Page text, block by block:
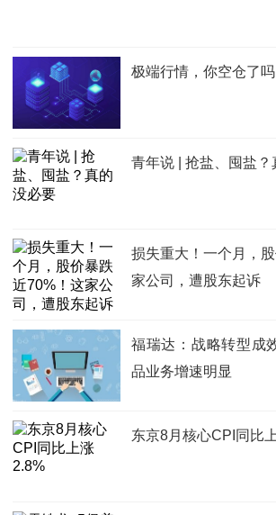
极端行情，你空仓了吗
青年说 | 抢盐、囤盐？
损失重大！一个月，
家公司，遭股东起诉
福瑞达：战略转型成
品业务增速明显
东京8月核心CPI同比